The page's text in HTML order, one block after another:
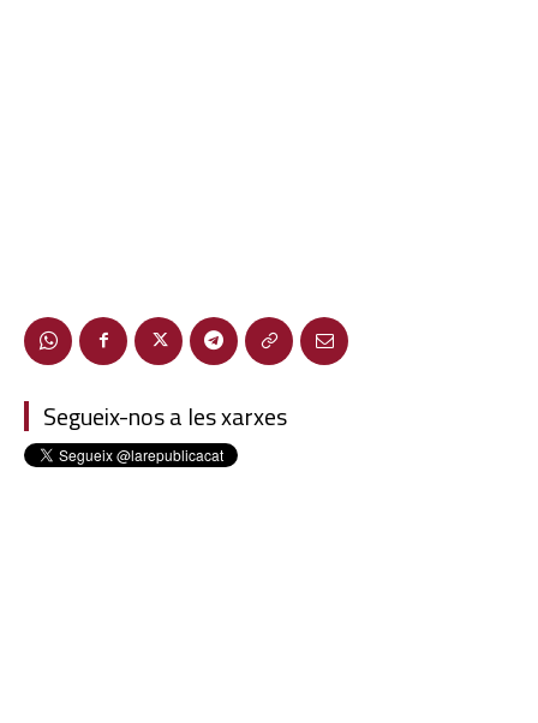
Segueix-nos a les xarxes